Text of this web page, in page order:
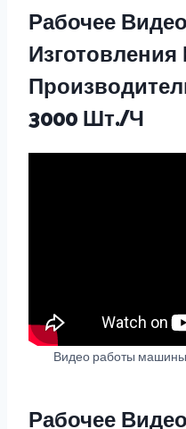
Рабочее
3000 Шт./ч
Видео работы машины
Рабочее